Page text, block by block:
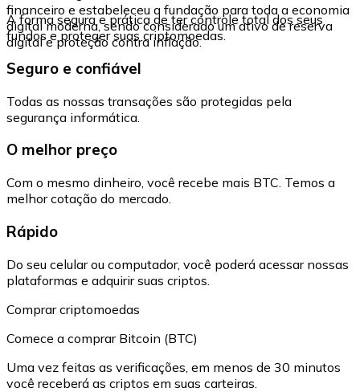
financeiro e estabeleceu a fundação para toda a economia
digital moderna, sendo considerado um ativo de reserva
digital e proteção contra inflação.
A forma segura e prática de ter controle total dos seus
fundos e proteger suas criptomoedas.
Seguro e confiável
Todas as nossas transações são protegidas pela
segurança informática.
O melhor preço
Com o mesmo dinheiro, você recebe mais BTC. Temos a
melhor cotação do mercado.
Rápido
Do seu celular ou computador, você poderá acessar nossas
plataformas e adquirir suas criptos.
Comprar criptomoedas
Comece a comprar Bitcoin (BTC)
Uma vez feitas as verificações, em menos de 30 minutos
você receberá as criptos em suas carteiras.